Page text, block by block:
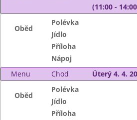
(11:00 -
Oběd
Polévka
Jídlo
Příloha
Nápoj
Menu
Chod Úterý 4. 4.
Oběd
Polévka
Jídlo
Příloha